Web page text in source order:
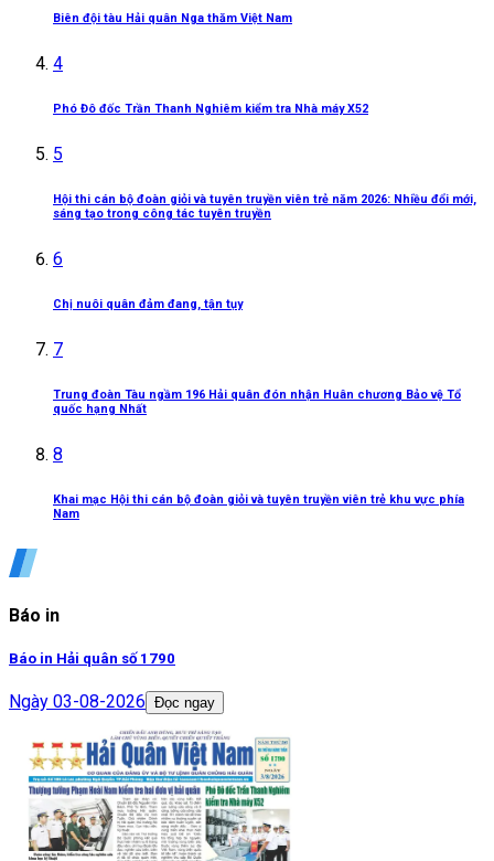
Biên đội tàu Hải quân Nga thăm Việt Nam
4
Phó Đô đốc Trần Thanh Nghiêm kiểm tra Nhà máy X52
5
Hội thi cán bộ đoàn giỏi và tuyên truyền viên trẻ năm 2026: Nhiều đổi mới,
sáng tạo trong công tác tuyên truyền
6
Chị nuôi quân đảm đang, tận tụy
7
Trung đoàn Tàu ngầm 196 Hải quân đón nhận Huân chương Bảo vệ Tổ
quốc hạng Nhất
8
Khai mạc Hội thi cán bộ đoàn giỏi và tuyên truyền viên trẻ khu vực phía
Nam
Báo in
Báo in Hải quân số 1790
Ngày 03-08-2026 Đọc ngay